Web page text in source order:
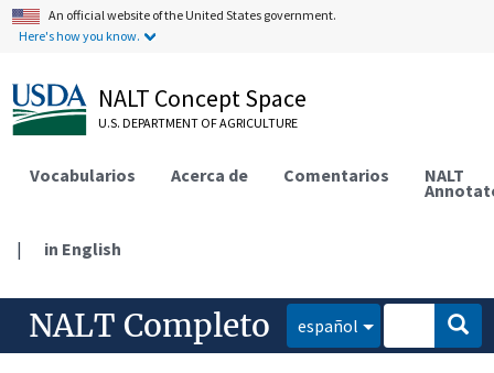
An official website of the United States government.
Here's how you know.
NALT Concept Space
U.S. DEPARTMENT OF AGRICULTURE
Vocabularios Acerca de Comentarios NALT
| in English
NALT Completo español